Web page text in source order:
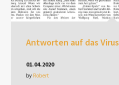
Antworten auf das Virus
01.04.2020
by Robert